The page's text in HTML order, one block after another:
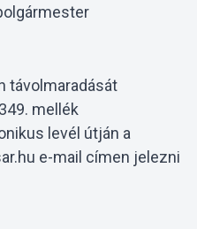
távolmaradását
mellék
levél útján a
e-mail címen jelezni